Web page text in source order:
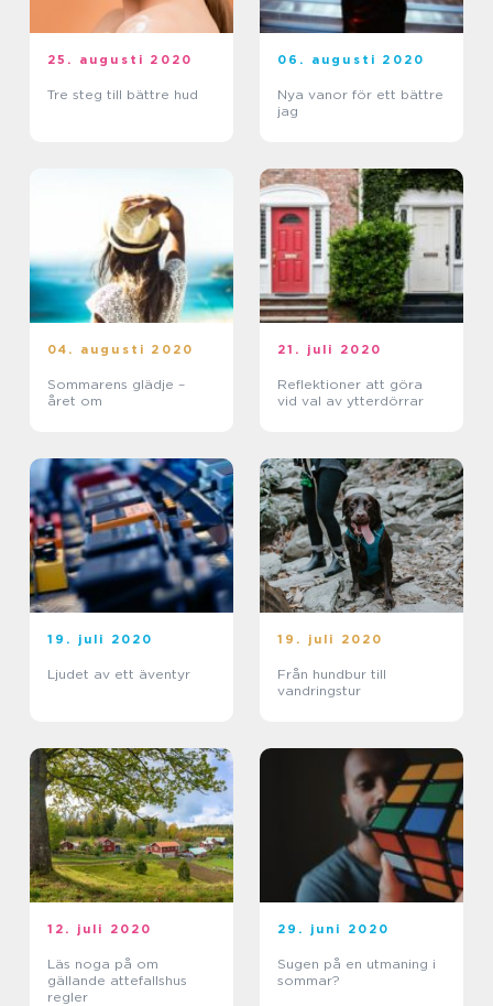
25. augusti 2020
Tre steg till bättre hud
06. augusti 2020
Nya vanor för ett bättre
jag
04. augusti 2020
Sommarens glädje –
året om
21. juli 2020
Reflektioner att göra
vid val av ytterdörrar
19. juli 2020
Ljudet av ett äventyr
19. juli 2020
Från hundbur till
vandringstur
12. juli 2020
Läs noga på om
gällande attefallshus
regler
29. juni 2020
Sugen på en utmaning i
sommar?